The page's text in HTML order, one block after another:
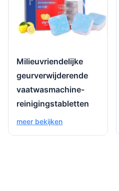
Milieuvriendelijke
geurverwijderende
vaatwasmachine-
reinigingstabletten
meer bekijken